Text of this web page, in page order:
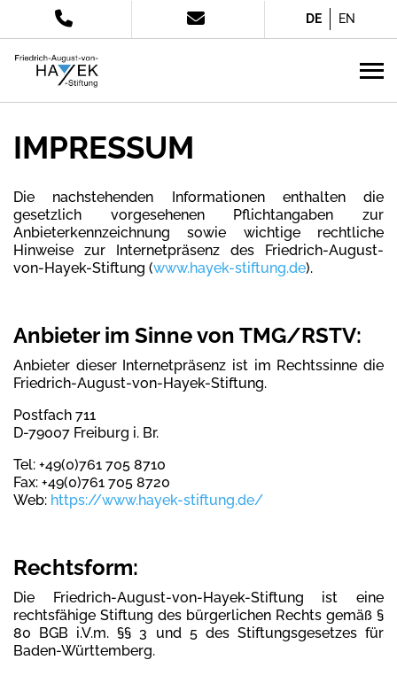
DE EN
IMPRESSUM
Die nachstehenden Informationen enthalten die
gesetzlich vorgesehenen Pflichtangaben zur
Anbieterkennzeichnung sowie wichtige rechtliche
Hinweise zur Internetpräsenz des Friedrich-August-
von-Hayek-Stiftung (www.hayek-stiftung.de).
Anbieter im Sinne von TMG/RSTV:
Anbieter dieser Internetpräsenz ist im Rechtssinne die
Friedrich-August-von-Hayek-Stiftung.
Postfach 711
D-79007 Freiburg i. Br.
Tel: +49(0)761 705 8710
Fax: +49(0)761 705 8720
Web: https://www.hayek-stiftung.de/
Rechtsform:
Die Friedrich-August-von-Hayek-Stiftung ist eine
rechtsfähige Stiftung des bürgerlichen Rechts gemäß §
80 BGB i.V.m. §§ 3 und 5 des Stiftungsgesetzes für
Baden-Württemberg.